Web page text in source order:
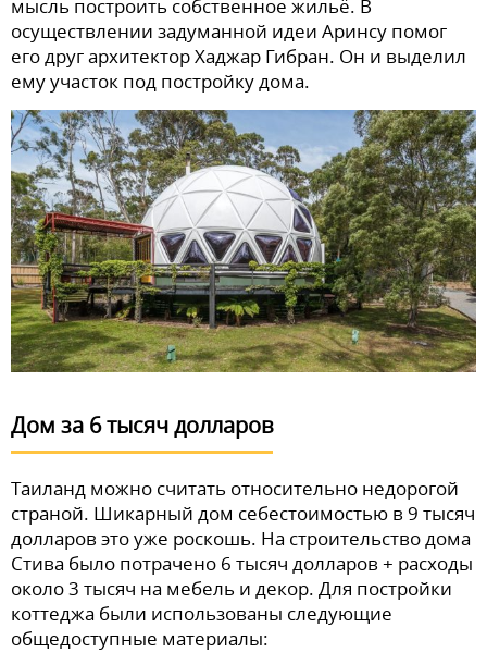
мысль построить собственное жильё. В
осуществлении задуманной идеи Аринсу помог
его друг архитектор Хаджар Гибран. Он и выделил
ему участок под постройку дома.
Дом за 6 тысяч долларов
Таиланд можно считать относительно недорогой
страной. Шикарный дом себестоимостью в 9 тысяч
долларов это уже роскошь. На строительство дома
Стива было потрачено 6 тысяч долларов + расходы
около 3 тысяч на мебель и декор. Для постройки
коттеджа были использованы следующие
общедоступные материалы: